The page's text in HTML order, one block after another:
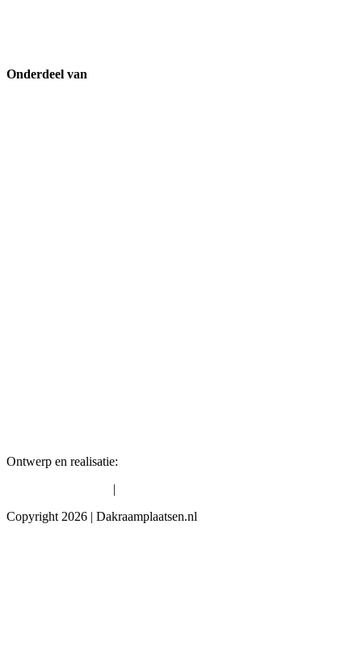
Onderdeel van
Ontwerp en realisatie:
|
Copyright 2026 | Dakraamplaatsen.nl